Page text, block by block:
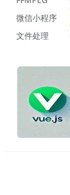
微信小程序
文件处理